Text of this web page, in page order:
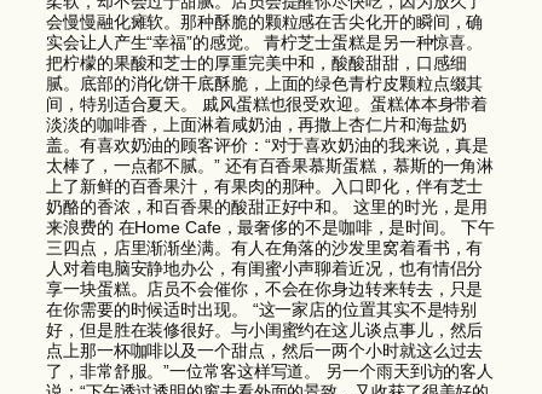
会慢慢融化瘫软。那种酥脆的颗粒感在舌尖化开的瞬间，确
实会让人产生“幸福”的感觉。 青柠芝士蛋糕是另一种惊喜。
把柠檬的果酸和芝士的厚重完美中和，酸酸甜甜，口感细
腻。底部的消化饼干底酥脆，上面的绿色青柠皮颗粒点缀其
间，特别适合夏天。 戚风蛋糕也很受欢迎。蛋糕体本身带着
淡淡的咖啡香，上面淋着咸奶油，再撒上杏仁片和海盐奶
盖。有喜欢奶油的顾客评价：“对于喜欢奶油的我来说，真是
太棒了，一点都不腻。” 还有百香果慕斯蛋糕，慕斯的一角淋
上了新鲜的百香果汁，有果肉的那种。入口即化，伴有芝士
奶酪的香浓，和百香果的酸甜正好中和。 这里的时光，是用
来浪费的 在Home Cafe，最奢侈的不是咖啡，是时间。 下午
三四点，店里渐渐坐满。有人在角落的沙发里窝着看书，有
人对着电脑安静地办公，有闺蜜小声聊着近况，也有情侣分
享一块蛋糕。店员不会催你，不会在你身边转来转去，只是
在你需要的时候适时出现。 “这一家店的位置其实不是特别
好，但是胜在装修很好。与小闺蜜约在这儿谈点事儿，然后
点上那一杯咖啡以及一个甜点，然后一两个小时就这么过去
了，非常舒服。”一位常客这样写道。 另一个雨天到访的客人